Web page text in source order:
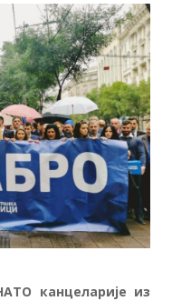
канцеларије из